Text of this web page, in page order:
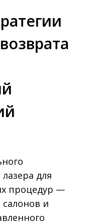
для
процедур —
и